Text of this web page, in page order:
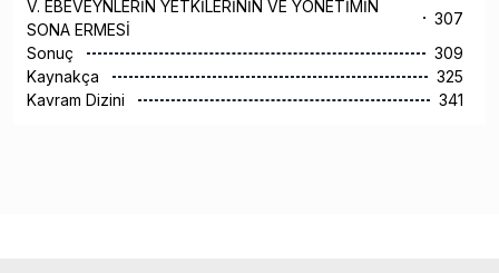
V. EBEVEYNLERİN YETKİLERİNİN VE YÖNETİMİN
SONA ERMESİ
307
Sonuç
309
Kaynakça
325
Kavram Dizini
341